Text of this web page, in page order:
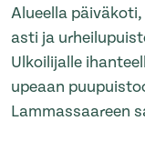
Alueella
asti ja
Ulkoilijalle
upeaan
Lammassaareen